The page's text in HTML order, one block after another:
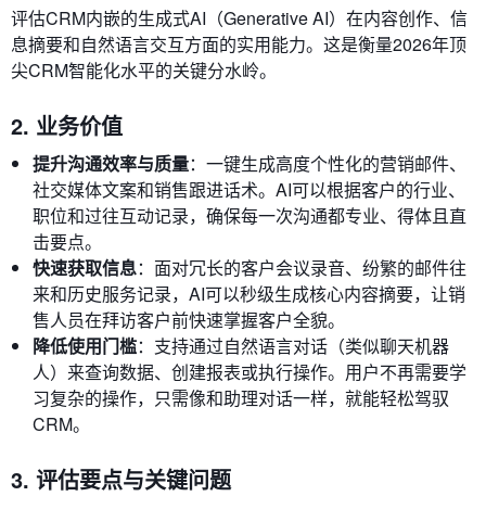
评估CRM内嵌的生成式AI（Generative AI）在内容创作、信
息摘要和自然语言交互方面的实用能力。这是衡量2026年顶
尖CRM智能化水平的关键分水岭。
2. 业务价值
提升沟通效率与质量：一键生成高度个性化的营销邮件、
社交媒体文案和销售跟进话术。AI可以根据客户的行业、
职位和过往互动记录，确保每一次沟通都专业、得体且直
击要点。
快速获取信息：面对冗长的客户会议录音、纷繁的邮件往
来和历史服务记录，AI可以秒级生成核心内容摘要，让销
售人员在拜访客户前快速掌握客户全貌。
降低使用门槛：支持通过自然语言对话（类似聊天机器
人）来查询数据、创建报表或执行操作。用户不再需要学
习复杂的操作，只需像和助理对话一样，就能轻松驾驭
CRM。
3. 评估要点与关键问题